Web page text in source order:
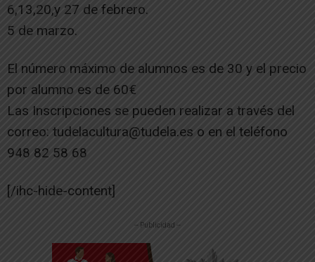
6,13,20,y 27 de febrero.
5 de marzo.
El número máximo de alumnos es de 30 y el precio
por alumno es de 60€
Las Inscripciones se pueden realizar a través del
correo: tudelacultura@tudela.es o en el teléfono
948 82 58 68
[/ihc-hide-content]
-- Publicidad --